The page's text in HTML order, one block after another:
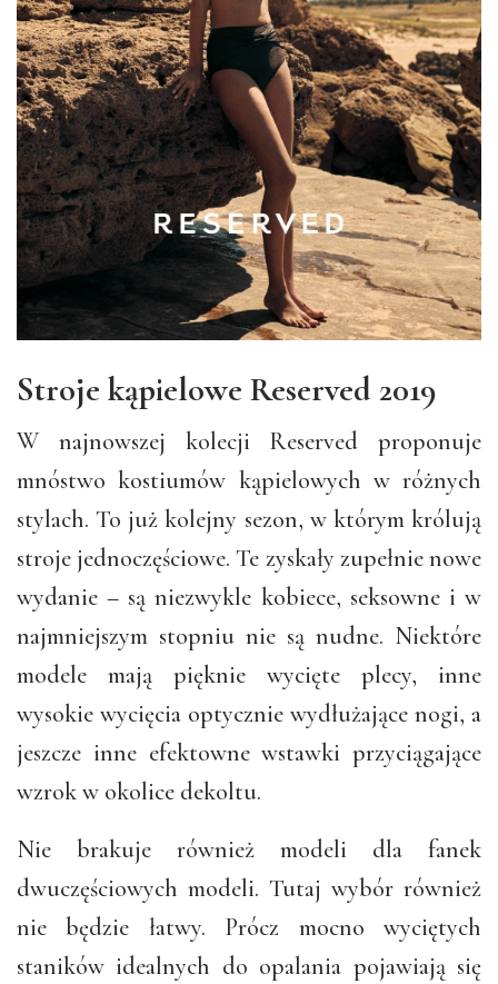
Stroje kąpielowe Reserved 2019
W najnowszej kolecji Reserved proponuje
mnóstwo kostiumów kąpielowych w różnych
stylach. To już kolejny sezon, w którym królują
stroje jednoczęściowe. Te zyskały zupełnie nowe
wydanie – są niezwykle kobiece, seksowne i w
najmniejszym stopniu nie są nudne. Niektóre
modele mają pięknie wycięte plecy, inne
wysokie wycięcia optycznie wydłużające nogi, a
jeszcze inne efektowne wstawki przyciągające
wzrok w okolice dekoltu.
Nie brakuje również modeli dla fanek
dwuczęściowych modeli. Tutaj wybór również
nie będzie łatwy. Prócz mocno wyciętych
staników idealnych do opalania pojawiają się